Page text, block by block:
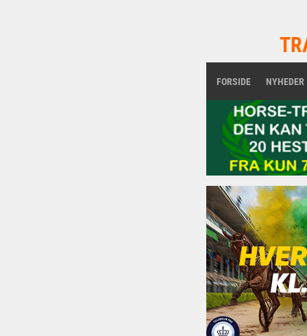
FORSIDE NYHEDER